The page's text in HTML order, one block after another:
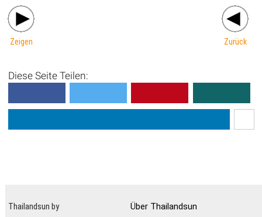
Zeigen Zurück
Diese Seite Teilen:
Thailandsun by
Über Thailandsun